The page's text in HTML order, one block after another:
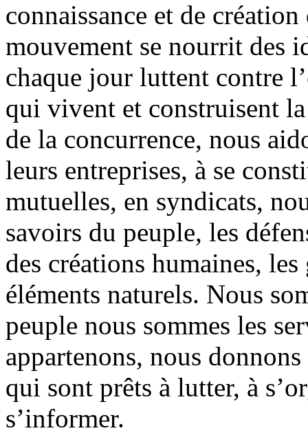
connaissance et de
mouvement se nourrit des
chaque jour luttent contre
qui vivent et construisent
de la concurrence, nous
leurs entreprises, à se
mutuelles, en syndicats,
savoirs du peuple, les
des créations humaines,
éléments naturels. Nous
peuple nous sommes les
appartenons, nous
qui sont prêts à lutter, à
s’informer.